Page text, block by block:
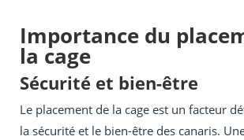
Importance du
la cage
Sécurité et bien-être
Le placement de la cage est un facteur
la sécurité et le bien-être des canaris.